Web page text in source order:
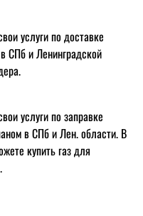
услуги по доставке
СПб и Ленинградской
услуги по заправке
в СПб и Лен. области. В
купить газ для